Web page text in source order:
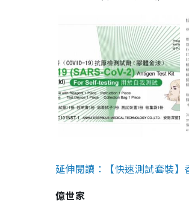
延伸閱讀：【快速測試套裝
億世家